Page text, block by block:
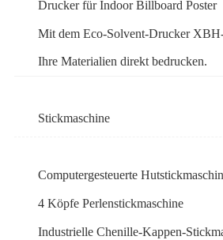
Drucker für Indoor Billboard Poster
Mit dem Eco-Solvent-Drucker
Ihre Materialien direkt bedrucken.
Stickmaschine
Computergesteuerte
4 Köpfe Perlenstickmaschine
Industrielle Chenille-Kappen-